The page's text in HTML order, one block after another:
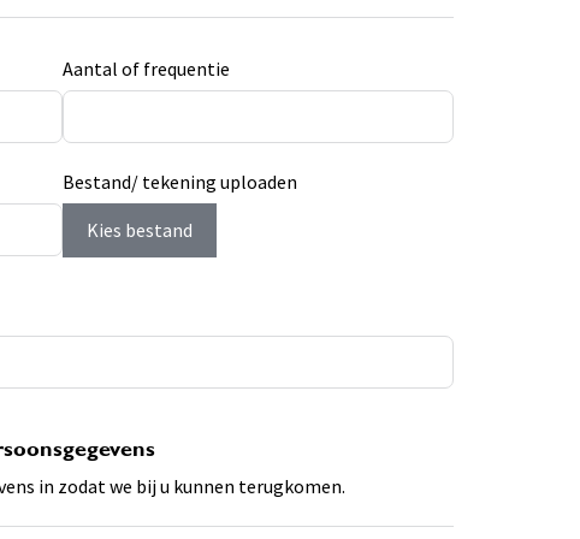
Aantal of frequentie
Bestand/ tekening uploaden
Kies bestand
in zodat we bij u kunnen terugkomen.